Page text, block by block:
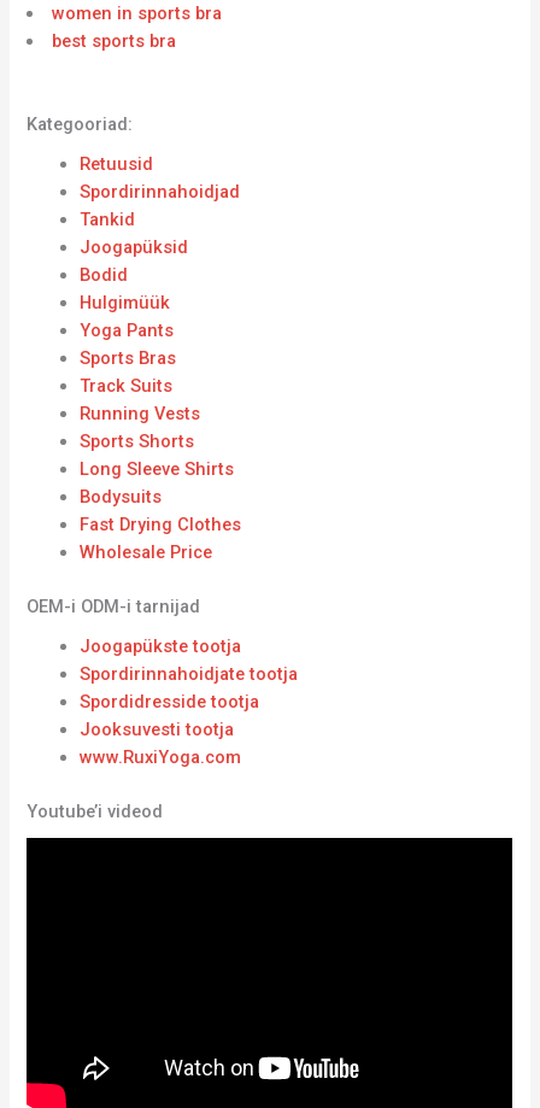
women in sports bra
best sports bra
Kategooriad:
Retuusid
Spordirinnahoidjad
Tankid
Joogapüksid
Bodid
Hulgimüük
Yoga Pants
Sports Bras
Track Suits
Running Vests
Sports Shorts
Long Sleeve Shirts
Bodysuits
Fast Drying Clothes
Wholesale Price
OEM-i ODM-i tarnijad
Joogapükste tootja
Spordirinnahoidjate tootja
Spordidresside tootja
Jooksuvesti tootja
www.RuxiYoga.com
Youtube’i videod